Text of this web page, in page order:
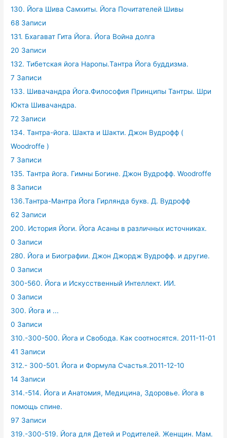
130. Йога Шива Самхиты. Йога Почитателей Шивы
68 Записи
131. Бхагават Гита Йога. Йога Война долга
20 Записи
132. Тибетская йога Наропы.Тантра Йога буддизма.
7 Записи
133. Шивачандра Йога.Философия Принципы Тантры. Шри
Юкта Шивачандра.
72 Записи
134. Тантра-йога. Шакта и Шакти. Джон Вудрофф (
Woodroffe )
7 Записи
135. Тантра йога. Гимны Богине. Джон Вудрофф. Woodroffe
8 Записи
136.Тантра-Мантра Йога Гирлянда букв. Д. Вудрофф
62 Записи
200. История Йоги. Йога Асаны в различных источниках.
0 Записи
280. Йога и Биографии. Джон Джордж Вудрофф. и другие.
0 Записи
300-560. Йога и Искусственный Интеллект. ИИ.
0 Записи
300. Йога и ...
0 Записи
310.-300-500. Йога и Свобода. Как соотносятся. 2011-11-01
41 Записи
312.- 300-501. Йога и Формула Счастья.2011-12-10
14 Записи
314.-514. Йога и Анатомия, Медицина, Здоровье. Йога в
помощь спине.
97 Записи
319.-300-519. Йога для Детей и Родителей. Женщин. Мам.